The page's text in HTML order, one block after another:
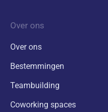
Over ons
Over ons
Bestemmingen
Teambuilding
Coworking spaces